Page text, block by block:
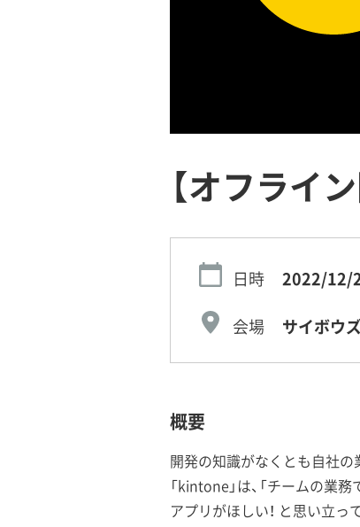
【オフライ
日時 2022/12/
会場
サイボウ
概要
開発の知識がなくとも自社の
「kintone」は、「チームの業
アプリがほしい！ と思い立